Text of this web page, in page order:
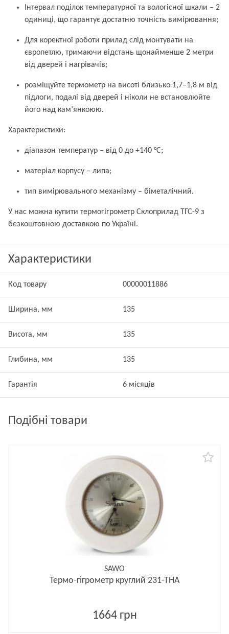
Інтервал поділок температурної та вологісної шкали – 2
одиниці, що гарантує достатню точність вимірювання;
Для коректної роботи прилад слід монтувати на
європетлю, тримаючи відстань щонайменше 2 метри
від дверей і нагрівачів;
розміщуйте термометр на висоті близько 1,7–1,8 м від
підлоги, подалі від дверей і ніколи не встановлюйте
його над кам’янкоюю.
Характеристики:
діапазон температур – від 0 до +140 °C;
матеріал корпусу – липа;
тип вимірювального механізму – біметалічний.
У нас можна купити термогігрометр Склоприлад ТГС-9 з
безкоштовною доставкою по Україні.
Характеристики
Код товару 00000011886
Ширина, мм 135
Висота, мм 135
Глибина, мм 135
Гарантія 6 місяців
Подібні товари
SAWO
Термо-гігрометр круглий 231-ТНA
1664 грн